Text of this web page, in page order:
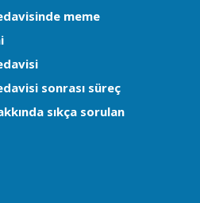
meme
sonrası süreç
sıkça sorulan